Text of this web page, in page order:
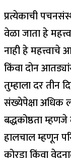
प्रत्येकाची
वेळा जाता हे
नाही हे महत्त्वाचे
किंवा दोन
तुम्हाला दर तीन
संख्येपेक्षा
बद्धकोष्ठता
हालचाल म्हणून